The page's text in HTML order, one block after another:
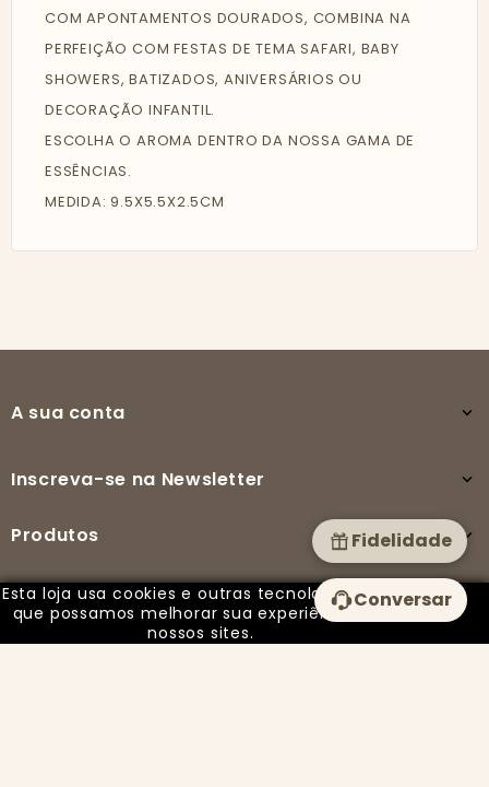
COM APONTAMENTOS DOURADOS, COMBINA NA
PERFEIÇÃO COM FESTAS DE TEMA SAFARI, BABY
SHOWERS, BATIZADOS, ANIVERSÁRIOS OU
DECORAÇÃO INFANTIL.
ESCOLHA O AROMA DENTRO DA NOSSA GAMA DE
ESSÊNCIAS.
MEDIDA: 9.5X5.5X2.5CM
A sua conta 
Inscreva-se na Newsletter 
Produtos 
A nossa empresa 
Esta loja usa cookies e outras tecnologias para
que possamos melhorar sua experiência em
nossos sites.
Conversar
Fidelidade